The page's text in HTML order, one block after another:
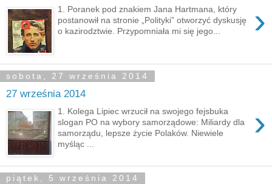
›
1. Poranek pod znakiem Jana Hartmana, który
postanowił na stronie „Polityki” otworzyć dyskusję
o kazirodztwie. Przypomniała mi się jego...
sobota, 27 września 2014
27 września 2014
›
1. Kolega Lipiec wrzucił na swojego fejsbuka
slogan PO na wybory samorządowe: Miliardy dla
samorządu, lepsze życie Polaków. Niewiele
myśląc ...
piątek, 5 września 2014